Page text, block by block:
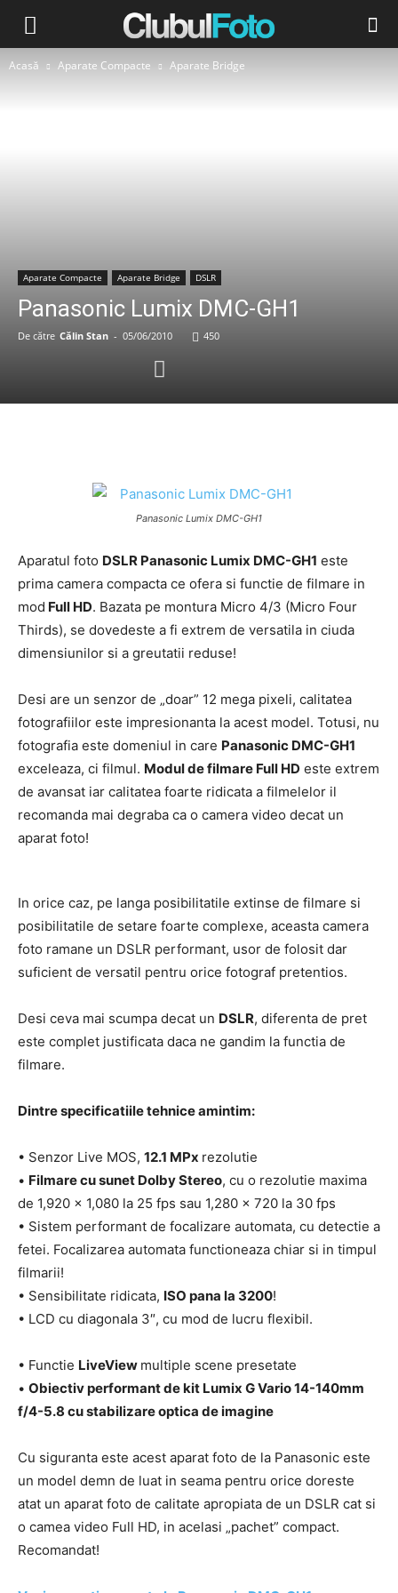
Acasă Aparate Compacte Aparate Bridge
Aparate Compacte Aparate Bridge DSLR
Panasonic Lumix DMC-GH1
De către Călin Stan - 05/06/2010 450
Panasonic Lumix DMC-GH1
Aparatul foto DSLR Panasonic Lumix DMC-GH1 este
prima camera compacta ce ofera si functie de filmare in
mod Full HD. Bazata pe montura Micro 4/3 (Micro Four
Thirds), se dovedeste a fi extrem de versatila in ciuda
dimensiunilor si a greutatii reduse!
Desi are un senzor de „doar” 12 mega pixeli, calitatea
fotografiilor este impresionanta la acest model. Totusi, nu
fotografia este domeniul in care Panasonic DMC-GH1
exceleaza, ci filmul. Modul de filmare Full HD este extrem
de avansat iar calitatea foarte ridicata a filmelelor il
recomanda mai degraba ca o camera video decat un
aparat foto!
In orice caz, pe langa posibilitatile extinse de filmare si
posibilitatile de setare foarte complexe, aceasta camera
foto ramane un DSLR performant, usor de folosit dar
suficient de versatil pentru orice fotograf pretentios.
Desi ceva mai scumpa decat un DSLR, diferenta de pret
este complet justificata daca ne gandim la functia de
filmare.
Dintre specificatiile tehnice amintim:
• Senzor Live MOS, 12.1 MPx rezolutie
• Filmare cu sunet Dolby Stereo, cu o rezolutie maxima
de 1,920 x 1,080 la 25 fps sau 1,280 x 720 la 30 fps
• Sistem performant de focalizare automata, cu detectie a
fetei. Focalizarea automata functioneaza chiar si in timpul
filmarii!
• Sensibilitate ridicata, ISO pana la 3200!
• LCD cu diagonala 3″, cu mod de lucru flexibil.
• Functie LiveView multiple scene presetate
• Obiectiv performant de kit Lumix G Vario 14-140mm
f/4-5.8 cu stabilizare optica de imagine
Cu siguranta este acest aparat foto de la Panasonic este
un model demn de luat in seama pentru orice doreste
atat un aparat foto de calitate apropiata de un DSLR cat si
o camea video Full HD, in acelasi „pachet” compact.
Recomandat!